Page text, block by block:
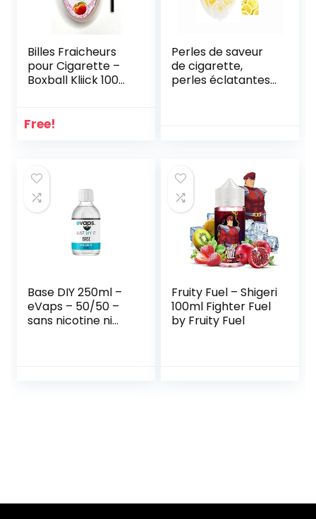
Billes Fraicheurs
pour Cigarette –
Boxball Kliick 100
Free!
Perles de saveur
de cigarette,
perles éclatantes
boules de saveur
de menthol
(200pcs)
Base DIY 250ml –
eVaps – 50/50 –
sans nicotine ni
Fruity Fuel – Shigeri
100ml Fighter Fuel
by Fruity Fuel